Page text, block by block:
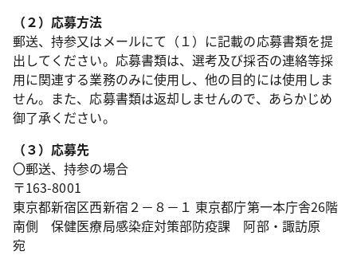
（２）応募方法
郵送、持参又はメールにて（１）に記載の応募書類を提
出してください。応募書類は、選考及び採否の連絡等採
用に関連する業務のみに使用し、他の目的には使用しま
せん。また、応募書類は返却しませんので、あらかじめ
御了承ください。
（３）応募先
〇郵送、持参の場合
〒163-8001
東京都新宿区西新宿２－８－１ 東京都庁第一本庁舎26階
南側 保健医療局感染症対策部防疫課 阿部・諏訪原
宛